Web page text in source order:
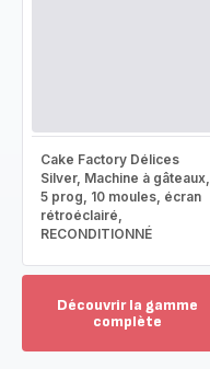
Cake Factory Délices
Silver, Machine à gâteaux,
5 prog, 10 moules, écran
rétroéclairé,
RECONDITIONNÉ
Découvrir la gamme
complète